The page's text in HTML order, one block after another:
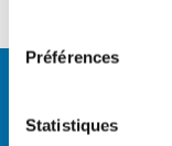
Préférences
Statistiques